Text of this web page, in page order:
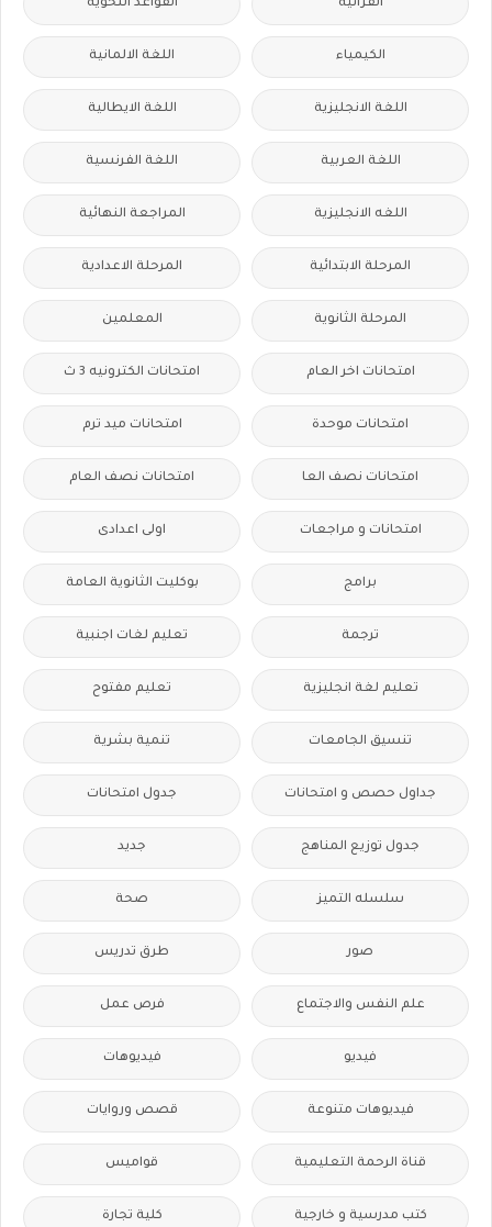
القرائية القواعد النحوية
الكيمياء اللغة الالمانية
اللغة الانجليزية اللغة الايطالية
اللغة العربية اللغة الفرنسية
اللغه الانجليزية المراجعة النهائية
المرحلة الابتدائية المرحلة الاعدادية
المرحلة الثانوية المعلمين
امتحانات اخر العام امتحانات الكترونيه 3 ث
امتحانات موحدة امتحانات ميد ترم
امتحانات نصف العا امتحانات نصف العام
امتحانات و مراجعات اولى اعدادى
برامج بوكليت الثانوية العامة
ترجمة تعليم لغات اجنبية
تعليم لغة انجليزية تعليم مفتوح
تنسيق الجامعات تنمية بشرية
جداول حصص و امتحانات جدول امتحانات
جدول توزيع المناهج جديد
سلسله التميز صحة
صور طرق تدريس
علم النفس والاجتماع فرص عمل
فيديو فيديوهات
فيديوهات متنوعة قصص وروايات
قناة الرحمة التعليمية قواميس
كتب مدرسية و خارجية كلية تجارة